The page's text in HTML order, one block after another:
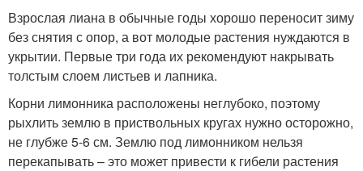
Взрослая лиана в обычные годы хорошо переносит зиму
без снятия с опор, а вот молодые растения нуждаются в
укрытии. Первые три года их рекомендуют накрывать
толстым слоем листьев и лапника.
Корни лимонника расположены неглубоко, поэтому
рыхлить землю в приствольных кругах нужно осторожно,
не глубже 5-6 см. Землю под лимонником нельзя
перекапывать – это может привести к гибели растения